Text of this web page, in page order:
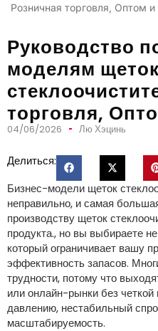
Розничная торговля, Оптом и
Руководство
моделям щеток
торговля,
04/06/2026 Лю Хэцинь
Делиться:
Бизнес-модели щеток
неправильно, и самая
производству щеток
продукта., но вы выбираете
который ограничивает вашу
эффективность запасов.
трудности, потому что
или онлайн-рынки без
давлению, нестабильный
масштабируемость.